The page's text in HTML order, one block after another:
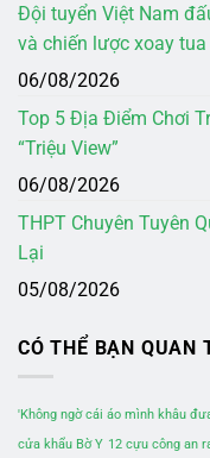
Đội tuyển Việt Nam
và chiến lược xoay tua
06/08/2026
Top 5 Địa Điểm Chơi
“Triệu View”
06/08/2026
THPT Chuyên Tuyên
Lại
05/08/2026
CÓ THỂ BẠN QUAN
'Không ngờ cái áo mình khâu
cửa khẩu Bờ Y 12 cựu công an